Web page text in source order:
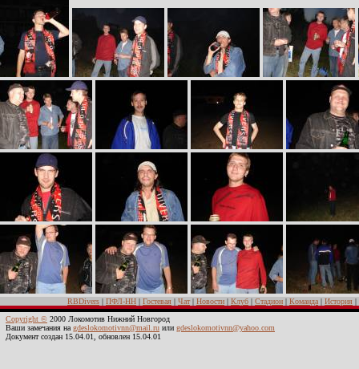
RBDivers ПФЛ-НН Гостевая Чат| Новости Клуб Стадион Команда История
Copyright © 2000 Локомотив Нижний Новгород
Ваши замечания наgdeslokomotivnn@mail.ru или gdeslokomotivnn@yahoo.com
Документ создан 15.04.01, обновлен 15.04.01